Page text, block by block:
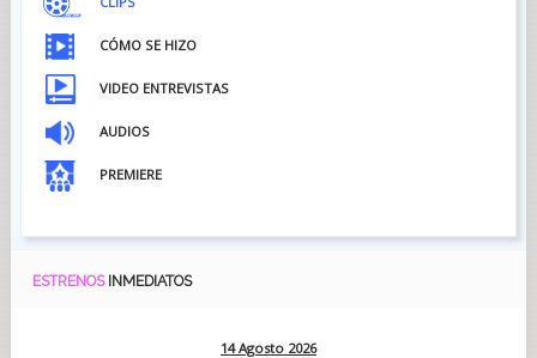
CÓMO SE HIZO
VIDEO ENTREVISTAS
AUDIOS
PREMIERE
ESTRENOS INMEDIATOS
14 Agosto 2026